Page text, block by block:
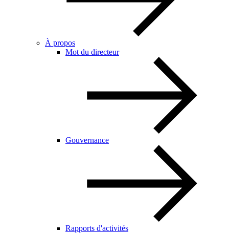
À propos
Mot du directeur
Gouvernance
Rapports d'activités